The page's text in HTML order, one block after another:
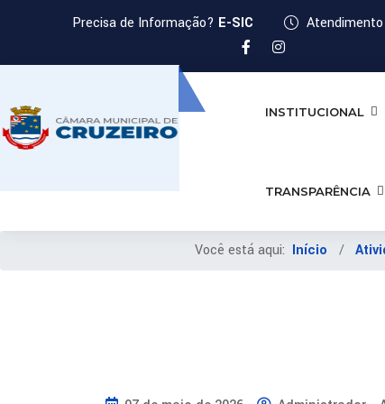
Precisa de Informação? E-SIC
INSTITUCIONAL
TRANSPARÊNCIA
Você está aqui: Início